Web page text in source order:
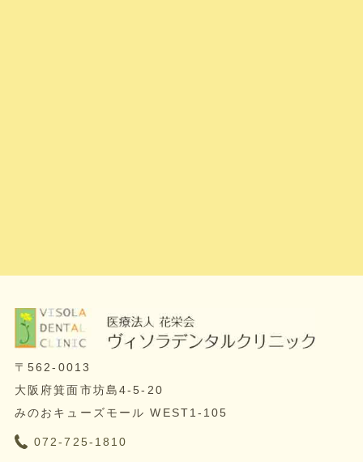
〒562-0013
大阪府箕面市坊島4-5-20
みのおキューズモール WEST1-105
072-725-1810